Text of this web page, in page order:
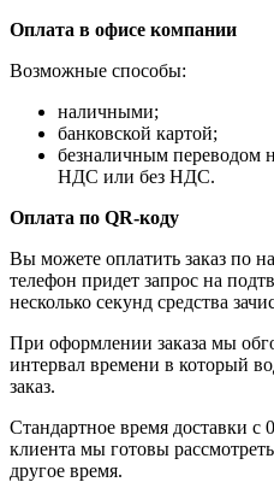
Оплата в офисе компании
Возможные способы:
наличными;
банковской картой;
безналичным переводом
НДС или без НДС.
Оплата по QR-коду
Вы можете оплатить заказ по
телефон придет запрос на
несколько секунд средства
При оформлении заказа мы
интервал времени в который
заказ.
Стандартное время доставки с
клиента мы готовы
другое время.